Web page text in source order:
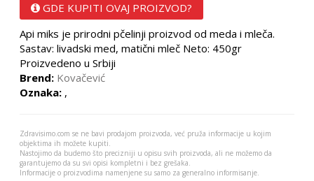
GDE KUPITI OVAJ PROIZVOD?
Api miks je prirodni pčelinji proizvod od meda i mleča.
Sastav: livadski med, matični mleč Neto: 450gr
Proizvedeno u Srbiji
Brend: Kovačević
Oznaka: ,
Zdravisimo.com se ne bavi prodajom proizvoda, već pruža informacije u kojim
objektima ih možete kupiti.
Nastojimo da budemo što precizniji u opisu svih proizvoda, ali ne možemo da
garantujemo da su svi opisi kompletni i bez grešaka.
Informacije o proizvodima namenjene su samo za generalno informisanje.